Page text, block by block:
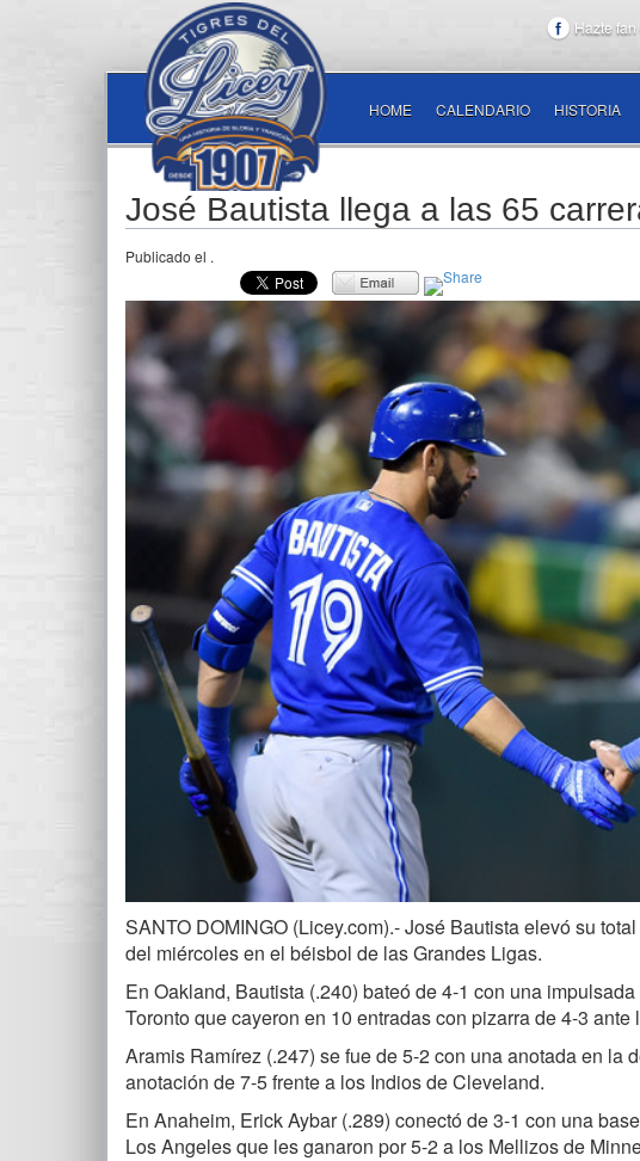
Hazte
HOME CALENDARIO HISTORIA
José Bautista llega a las 65
Publicado el .
SANTO DOMINGO (Licey.com).- José Bautista elevó su
del miércoles en el béisbol de las Grandes Ligas.
En Oakland, Bautista (.240) bateó de 4-1 con una
Toronto que cayeron en 10 entradas con pizarra de 4-3 ante
Aramis Ramírez (.247) se fue de 5-2 con una anotada en la
anotación de 7-5 frente a los Indios de Cleveland.
En Anaheim, Erick Aybar (.289) conectó de 3-1 con una
Los Angeles que les ganaron por 5-2 a los Mellizos de